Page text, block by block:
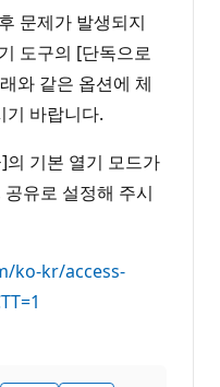
문제가 발생되지
도구의 [단독으로
와 같은 옵션에 체
기 바랍니다.
기본 열기 모드가
유로 설정해 주시
ko-kr/access-